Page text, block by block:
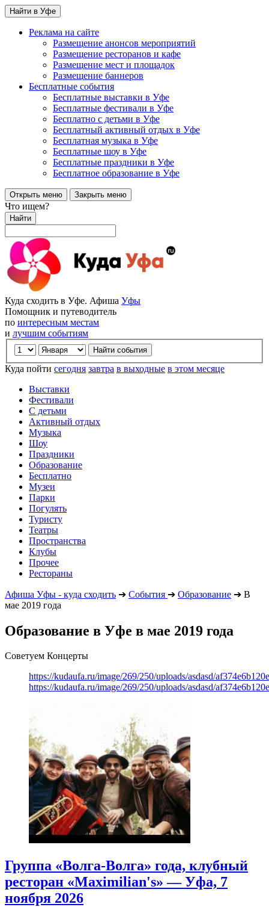
Найти в Уфе
Реклама на сайте
Размещение анонсов мероприятий
Размещение ресторанов и кафе
Размещение мест и площадок
Размещение баннеров
Бесплатные события
Бесплатные выставки в Уфе
Бесплатные фестивали в Уфе
Бесплатно с детьми в Уфе
Бесплатный активный отдых в Уфе
Бесплатная музыка в Уфе
Бесплатные шоу в Уфе
Бесплатные праздники в Уфе
Бесплатное образование в Уфе
Открыть меню Закрыть меню
Что ищем?
Найти
Куда сходить в Уфе. Афиша Уфы
Помощник и путеводитель
по интересным местам
и лучшим событиям
Куда пойти сегодня завтра в выходные в этом месяце
Выставки
Фестивали
С детьми
Активный отдых
Музыка
Шоу
Праздники
Образование
Бесплатно
Музеи
Парки
Погулять
Туристу
Театры
Пространства
Клубы
Прочее
Рестораны
Афиша Уфы - куда сходить ➔ События ➔ Образование ➔ В
мае 2019 года
Образование в Уфе в мае 2019 года
Советуем Концерты
https://kudaufa.ru/image/269/250/uploads/asdasd/
https://kudaufa.ru/image/269/250/uploads/asdasd/
Группа «Волга-Волга» года, клубный
ресторан «Maximilian's» — Уфа, 7
ноября 2026